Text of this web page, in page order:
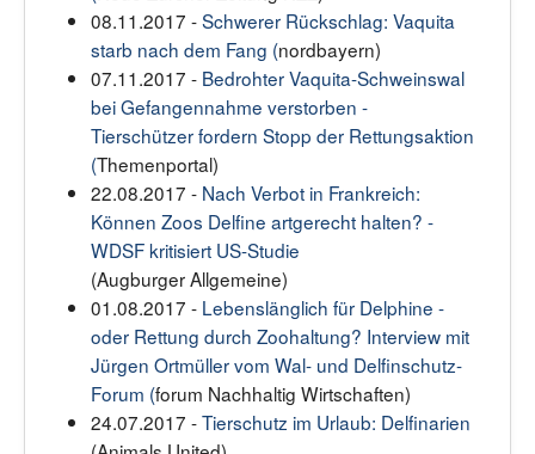
08.11.2017 -Schwerer Rückschlag: Vaquita
starb nach dem Fang (nordbayern)
07.11.2017 - Bedrohter Vaquita-Schweinswal
bei Gefangennahme verstorben -
Tierschützer fordern Stopp der Rettungsaktion
(Themenportal)
22.08.2017 - Nach Verbot in Frankreich:
Können Zoos Delfine artgerecht halten? -
WDSF kritisiert US-Studie
(Augburger Allgemeine)
01.08.2017 - Lebenslänglich für Delphine -
oder Rettung durch Zoohaltung? Interview mit
Jürgen Ortmüller vom Wal- und Delfinschutz-
Forum (forum Nachhaltig Wirtschaften)
24.07.2017 -Tierschutz im Urlaub: Delfinarien